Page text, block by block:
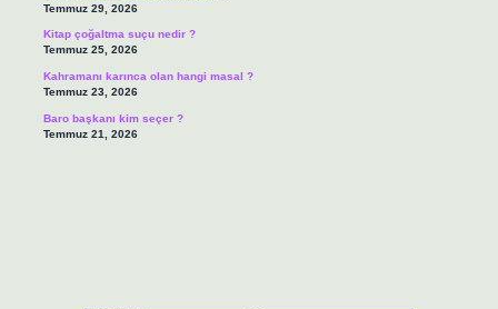
Temmuz 29, 2026
Kitap çoğaltma suçu nedir ?
Temmuz 25, 2026
Kahramanı karınca olan hangi masal ?
Temmuz 23, 2026
Baro başkanı kim seçer ?
Temmuz 21, 2026